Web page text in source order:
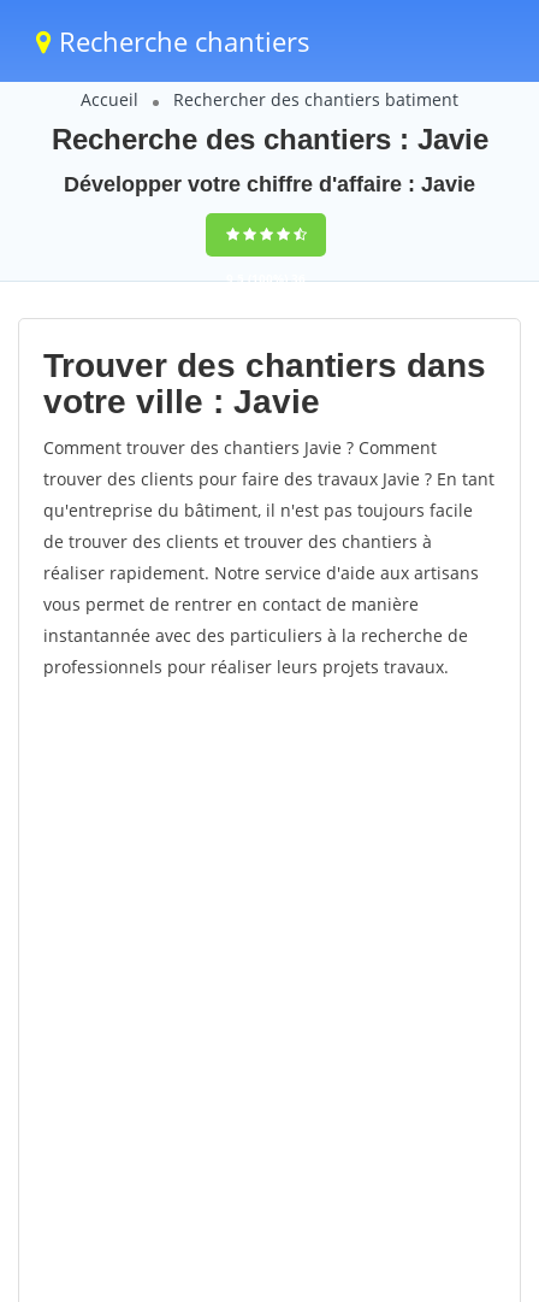
Recherche chantiers
Accueil Rechercher des chantiers batiment
Recherche des chantiers : Javie
Développer votre chiffre d'affaire : Javie
9,5(100%)36
votes
Trouver des chantiers dans
votre ville : Javie
Comment trouver des chantiers Javie ? Comment
trouver des clients pour faire des travaux Javie ? En tant
qu'entreprise du bâtiment, il n'est pas toujours facile
de trouver des clients et trouver des chantiers à
réaliser rapidement. Notre service d'aide aux artisans
vous permet de rentrer en contact de manière
instantannée avec des particuliers à la recherche de
professionnels pour réaliser leurs projets travaux.